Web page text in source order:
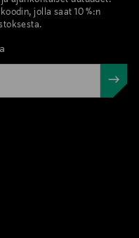
jolla saat 10 %:n